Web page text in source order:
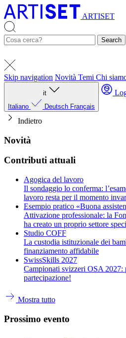
ARTISET
Search
Skip navigation Novità Temi Chi
it
Italiano
Deutsch Français
Indietro
Novità
Contributi attuali
Agogica del lavoro
Il sondaggio lo conferma:
lavoro resta per il momento
Esempio pratico «Buona
Attivazione professionale: la
ha creato un proprio settore
Studio COFF
La custodia istituzionale dei
finanziamento affidabile
SwissSkills 2027
Campionati svizzeri OSA 2027:
partecipazione!
Mostra tutto
Prossimo evento